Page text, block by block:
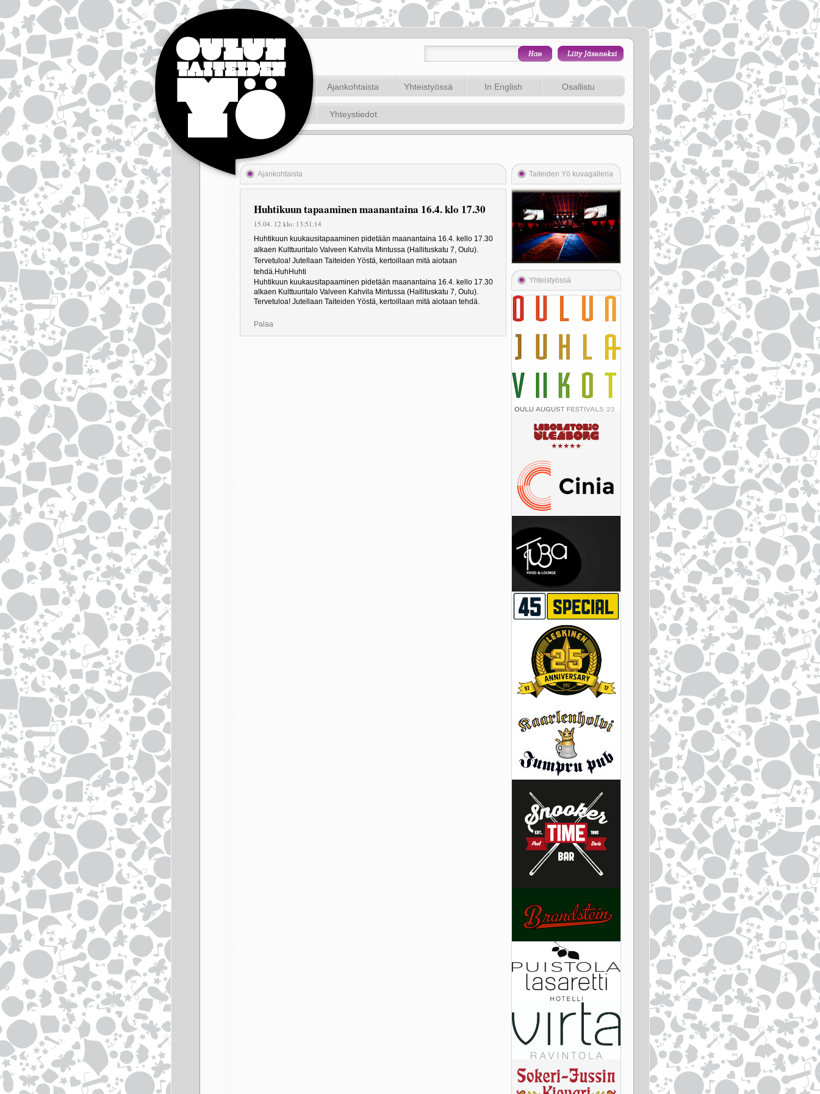
Ajankohtaista Yhteistyössä In English Osallistu
Yhteystiedot
Ajankohtaista
Huhtikuun tapaaminen maanantaina 16.4. klo 17.30
15.04. 12 klo: 13:51:14
Huhtikuun kuukausitapaaminen pidetään maanantaina 16.4. kello 17.30
alkaen Kulttuuritalo Valveen Kahvila Mintussa (Hallituskatu 7, Oulu).
Tervetuloa! Jutellaan Taiteiden Yöstä, kertoillaan mitä aiotaan
tehdä.HuhHuhti
Huhtikuun kuukausitapaaminen pidetään maanantaina 16.4. kello 17.30
alkaen Kulttuuritalo Valveen Kahvila Mintussa (Hallituskatu 7, Oulu).
Tervetuloa! Jutellaan Taiteiden Yöstä, kertoillaan mitä aiotaan tehdä.
Palaa
Taiteiden Yö kuvagalleria
Yhteistyössä